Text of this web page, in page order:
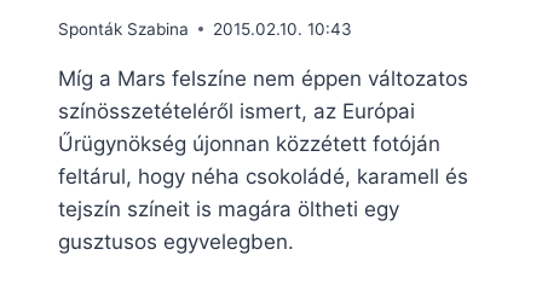
Sponták Szabina 2015.02.10. 10:43
Míg a Mars felszíne nem éppen változatos
színösszetételéről ismert, az Európai
Űrügynökség újonnan közzétett fotóján
feltárul, hogy néha csokoládé, karamell és
tejszín színeit is magára öltheti egy
gusztusos egyvelegben.